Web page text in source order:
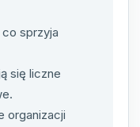
co sprzyja
się liczne
organizacji